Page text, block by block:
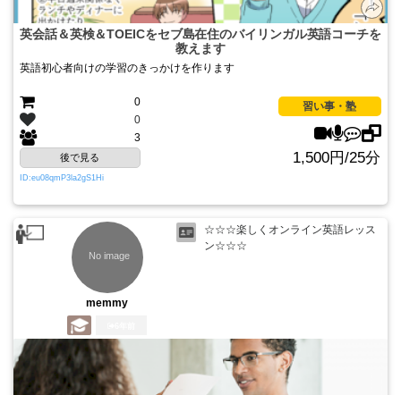
英会話＆英検＆TOEICをセブ島在住のバイリンガル英語コーチを
教えます
英語初心者向けの学習のきっかけを作ります
0
0
3
習い事・塾
後で見る 1,500円/25分
ID:eu08qmP3la2gS1Hi
memmy
☆☆☆楽しくオンライン英語レッス
ン☆☆☆